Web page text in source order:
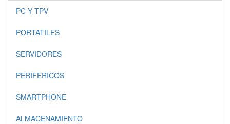
PC Y TPV
PORTATILES
SERVIDORES
PERIFERICOS
SMARTPHONE
ALMACENAMIENTO